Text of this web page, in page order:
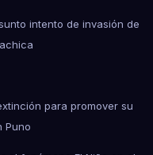
intento de invasión de
para promover su
Puno